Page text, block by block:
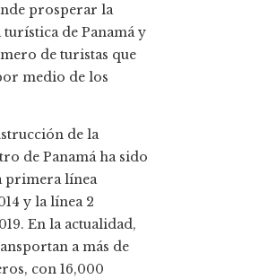
prosperar la
de Panamá y
de turistas que
medio de los
de la
de Panamá ha sido
primera línea
y la línea 2
En la actualidad,
a más de
con 16,000